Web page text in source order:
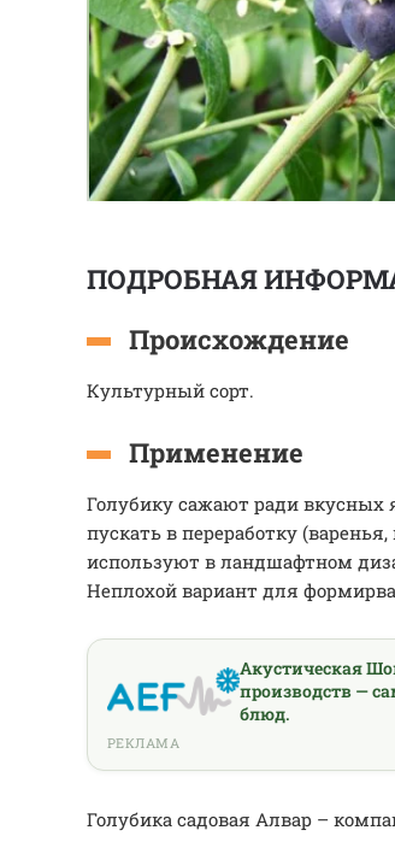
ПОДРОБНАЯ
Происхождение
Культурный сорт.
Применение
Голубику сажают ради
пускать в переработку
используют в ландшафтном
Неплохой вариант для
Акустическая
производств —
блюд.
РЕКЛАМА
Голубика садовая Алвар –